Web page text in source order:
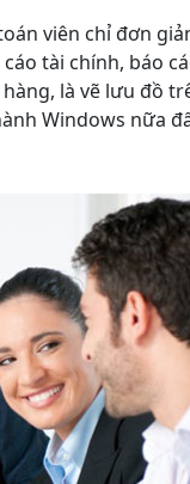
viên chỉ đơn
tài chính, báo
là vẽ lưu đồ
Windows nữa